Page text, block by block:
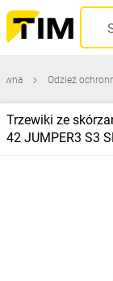
Odzież
Trzewiki ze
42 JUMPER3 S3